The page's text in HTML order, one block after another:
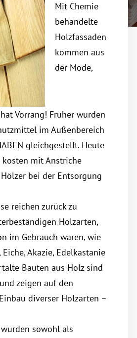
Mit Chemie
behandelte
Holzfassaden
kommen aus
der Mode,
Vorrang! Früher wurden
im Außenbereich
gleichgestellt. Heute
kosten mit Anstriche
bei der Entsorgung
reichen zurück zu
Holzarten,
im Gebrauch waren, wie
Eiche, Akazie, Edelkastanie
Bauten aus Holz sind
zeigen auf den
diverser Holzarten –
sowohl als